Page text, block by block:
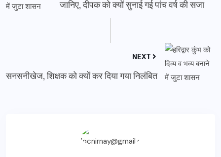
जानिए, दीपक को क्यों सुनाई गई पांच वर्ष की सजा
NEXT
सनसनीखेज, शिक्षक को क्यों कर दिया गया निलंबित